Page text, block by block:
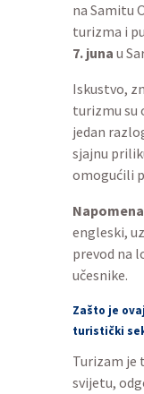
na Samitu
turizma i
7. juna u
Iskustvo,
turizmu su
jedan
sjajnu
omogućili
engleski,
prevod na
učesnike.
Zašto je
turistički
Turizam je
svijetu,